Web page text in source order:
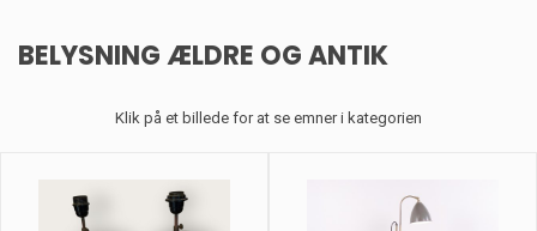
BELYSNING ÆLDRE OG ANTIK
Klik på et billede for at se emner i kategorien